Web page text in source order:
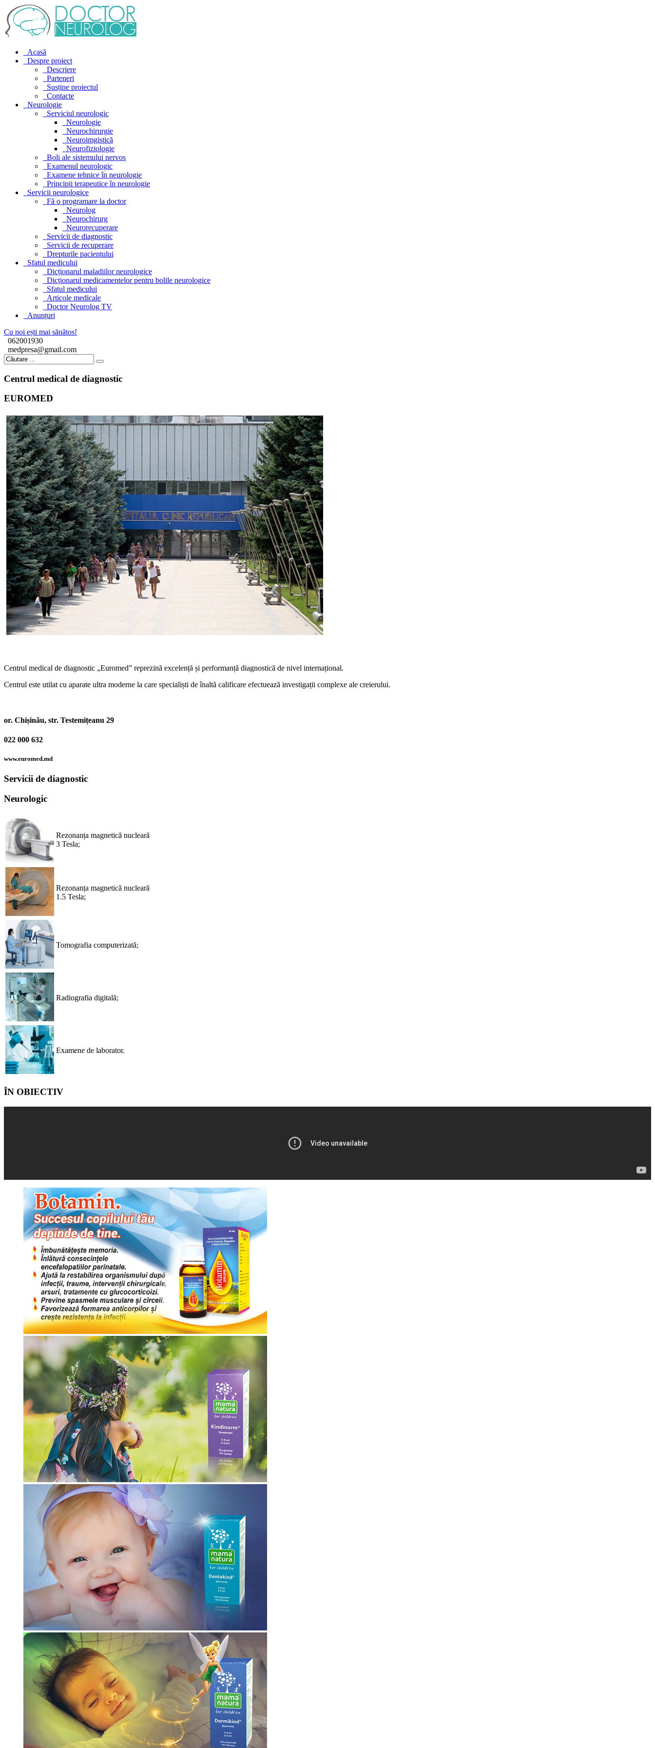
Acasă
Despre proiect
Descriere
Parteneri
Susține proiectul
Contacte
Neurologie
Serviciul neurologic
Neurologie
Neurochirurgie
Neuroimgistică
Neurofiziologie
Boli ale sistemului nervos
Examenul neurologic
Examene tehnice în neurologie
Principii terapeutice în neurologie
Servicii neurologice
Fă o programare la doctor
Neurolog
Neurochirurg
Neurorecuperare
Servicii de diagnostic
Servicii de recuperare
Drepturile pacientului
Sfatul medicului
Dicționarul maladiilor neurologice
Dicționarul medicamentelor pentru bolile neurologice
Sfatul medicului
Articole medicale
Doctor Neurolog TV
Anunțuri
Cu noi ești mai sănătos!
062001930
medpresa@gmail.com
Centrul medical de diagnostic
EUROMED
Centrul medical de diagnostic „Euromed” reprezină excelență și performanță diagnostică de nivel internațional.
Centrul este utilat cu aparate ultra moderne la care specialiști de înaltă calificare efectuează investigații complexe ale creierului.
or. Chișinău, str. Testemițeanu 29
022 000 632
www.euromed.md
Servicii de diagnostic
Neurologic
Rezonanța magnetică nucleară
3 Tesla;
Rezonanța magnetică nucleară
1.5 Tesla;
Tomografia computerizată;
Radiografia digitală;
Examene de laborator.
ÎN OBIECTIV